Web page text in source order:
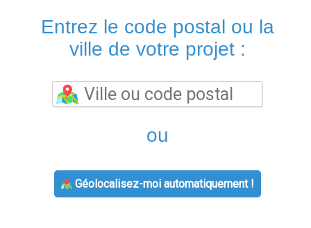
Entrez le code postal ou la
ville de votre projet :
ou
Géolocalisez-moi automatiquement !